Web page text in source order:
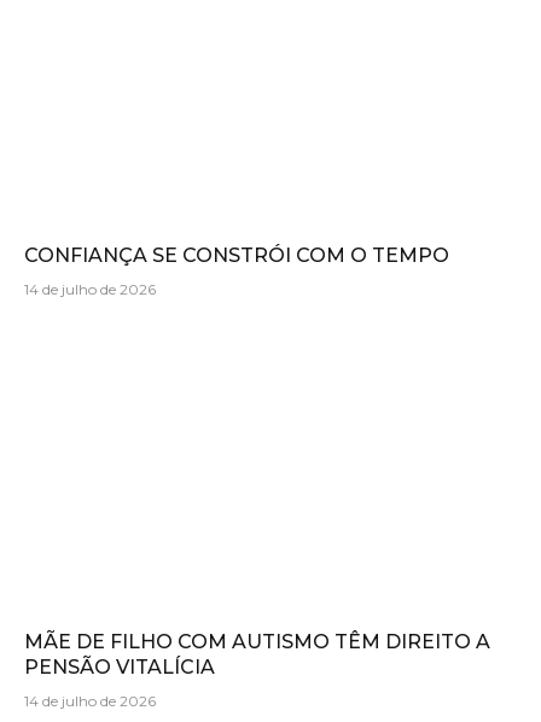
CONFIANÇA SE CONSTRÓI COM O TEMPO
14 de julho de 2026
MÃE DE FILHO COM AUTISMO TÊM DIREITO A
PENSÃO VITALÍCIA
14 de julho de 2026